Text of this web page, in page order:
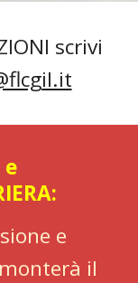
scrivi
e
e
il